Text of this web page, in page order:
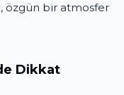
özgün bir atmosfer
Dikkat